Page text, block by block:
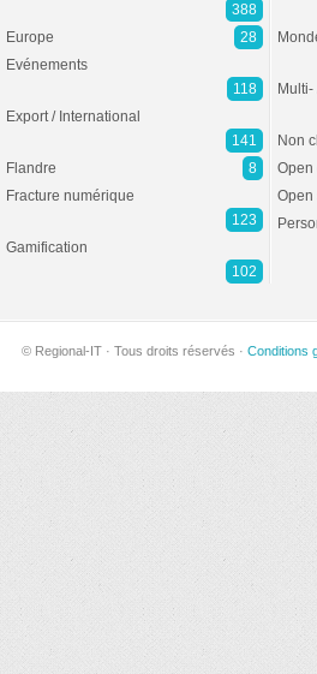
388
Europe
28
Evénements
118
Export / International
141
Flandre
8
Fracture numérique
123
Gamification
102
Non
Open
Open
© Regional-IT · Tous droits réservés · Conditions